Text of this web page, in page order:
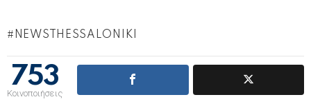
NEWSTHESSALONIKI
753
Κοινοποιήσεις